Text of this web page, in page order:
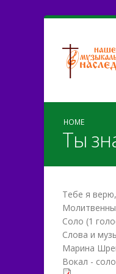
HOME
Ты
Тебе я
Соло (1
Слова и
Марина
Вокал - соло